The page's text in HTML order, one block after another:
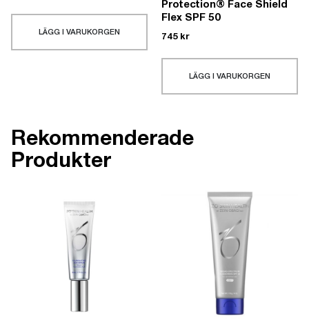
LÄGG I VARUKORGEN
Protection® Face Shield
Flex SPF 50
745 kr
LÄGG I VARUKORGEN
Rekommenderade
Produkter